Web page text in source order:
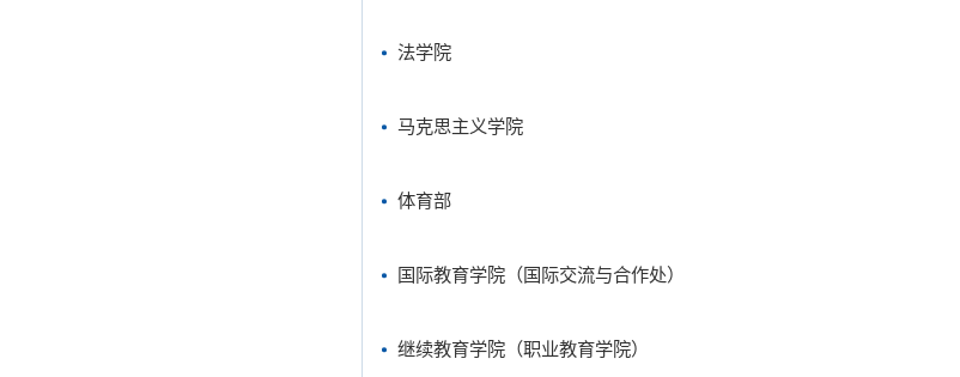
法学院
马克思主义学院
体育部
国际教育学院（国际交流与合作处）
继续教育学院（职业教育学院）